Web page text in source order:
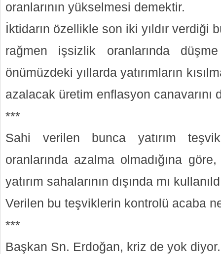
oranlarının yükselmesi demektir.
İktidarın özellikle son iki yıldır verdiği
rağmen işsizlik oranlarında
önümüzdeki yıllarda yatırımların
azalacak üretim enflasyon canavarını
***
Sahi verilen bunca yatırım
oranlarında azalma olmadığına
yatırım sahalarının dışında mı
Verilen bu teşviklerin kontrolü acaba
***
Başkan Sn. Erdoğan, kriz de yok diyor.